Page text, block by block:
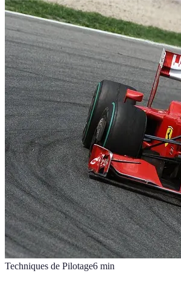
Techniques de Pilotage6 min